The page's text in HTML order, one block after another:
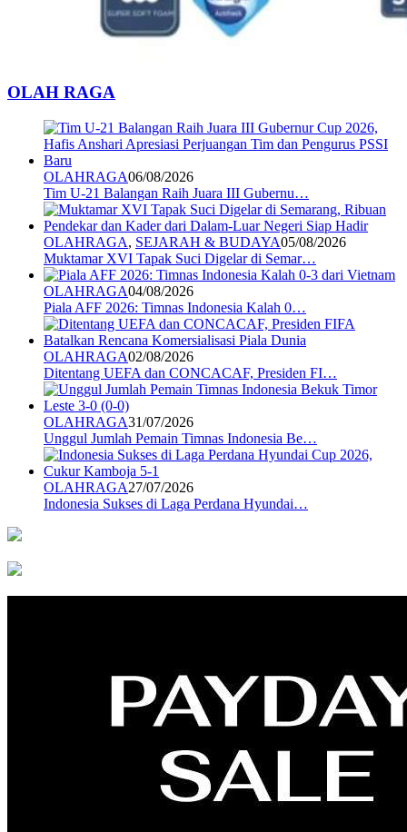
OLAH RAGA
OLAHRAGA06/08/2026
Tim U-21 Balangan Raih Juara III Gubernu…
OLAHRAGA, SEJARAH & BUDAYA05/08/2026
Muktamar XVI Tapak Suci Digelar di Semar…
OLAHRAGA04/08/2026
Piala AFF 2026: Timnas Indonesia Kalah 0…
OLAHRAGA02/08/2026
Ditentang UEFA dan CONCACAF, Presiden FI…
OLAHRAGA31/07/2026
Unggul Jumlah Pemain Timnas Indonesia Be…
OLAHRAGA27/07/2026
Indonesia Sukses di Laga Perdana Hyundai…